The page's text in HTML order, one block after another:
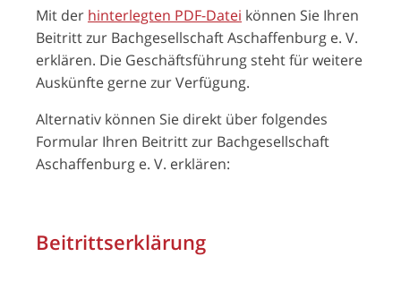
Mit der hinterlegten PDF-Datei können Sie Ihren
Beitritt zur Bachgesellschaft Aschaffenburg e. V.
erklären. Die Geschäftsführung steht für weitere
Auskünfte gerne zur Verfügung.
Alternativ können Sie direkt über folgendes
Formular Ihren Beitritt zur Bachgesellschaft
Aschaffenburg e. V. erklären:
Beitrittserklärung